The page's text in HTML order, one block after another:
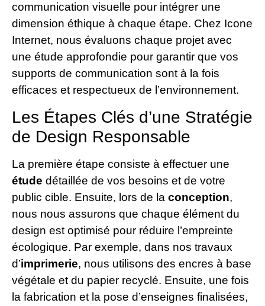
communication visuelle pour intégrer une
dimension éthique à chaque étape. Chez Icone
Internet, nous évaluons chaque projet avec
une étude approfondie pour garantir que vos
supports de communication sont à la fois
efficaces et respectueux de l’environnement.
Les Étapes Clés d’une Stratégie
de Design Responsable
La première étape consiste à effectuer une
étude détaillée de vos besoins et de votre
public cible. Ensuite, lors de la conception,
nous nous assurons que chaque élément du
design est optimisé pour réduire l’empreinte
écologique. Par exemple, dans nos travaux
d’imprimerie, nous utilisons des encres à base
végétale et du papier recyclé. Ensuite, une fois
la fabrication et la pose d’enseignes finalisées,